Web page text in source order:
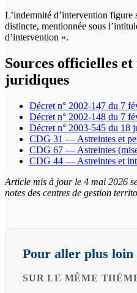
L’indemnité d’intervention
distincte, mentionnée sous
d’intervention ».
Sources officielles et
juridiques
Décret n° 2002-147 du 7
Décret n° 2002-148 du 7
Décret n° 2003-545 du 18
CDG 31 — Astreintes et
CDG 67 — Astreintes
CDG 44 — Astreintes et
Article mis à jour le 4 mai 2026
notes des centres de gestion
Pour aller plus loin
SUR LE MÊME